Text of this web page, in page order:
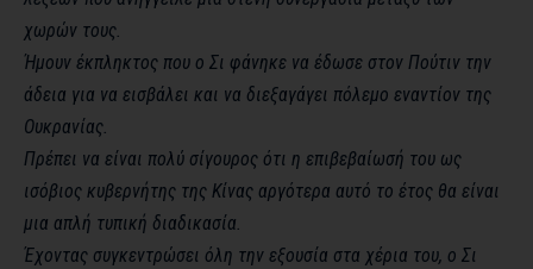
χωρών τους.
Ήμουν έκπληκτος που ο Σι φάνηκε να έδωσε στον Πούτιν την
άδεια για να εισβάλει και να διεξαγάγει πόλεμο εναντίον της
Ουκρανίας.
Πρέπει να είναι πολύ σίγουρος ότι η επιβεβαίωσή του ως
ισόβιος κυβερνήτης της Κίνας αργότερα αυτό το έτος θα είναι
μια απλή τυπική διαδικασία.
Έχοντας συγκεντρώσει όλη την εξουσία στα χέρια του, ο Σι